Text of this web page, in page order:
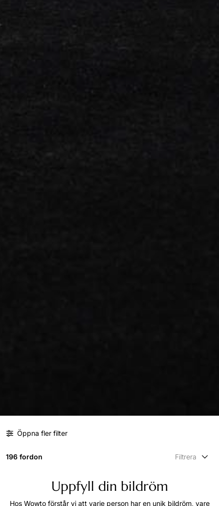
Öppna fler filter
196 fordon Filtrera
Uppfyll din bildröm
Hos Wowto förstår vi att varje person har en unik bildröm, vare